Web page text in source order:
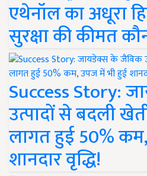
एथेनॉल का अधूरा
सुरक्षा की कीमत
Success Story:
उत्पादों से बदली
लागत हुई 50%
शानदार वृद्धि!